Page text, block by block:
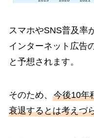
スマホやSNS普及率
インターネット広告
と予想されます。
そのため、 今後10年
衰退するとは考えづ